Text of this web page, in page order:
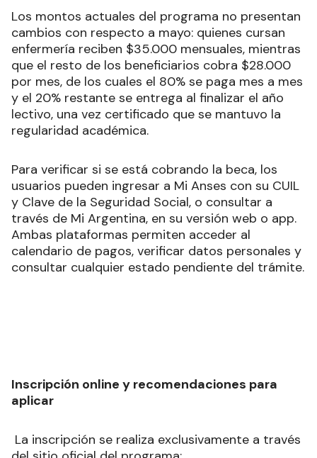
Los montos actuales del programa no presentan
cambios con respecto a mayo: quienes cursan
enfermería reciben $35.000 mensuales, mientras
que el resto de los beneficiarios cobra $28.000
por mes, de los cuales el 80% se paga mes a mes
y el 20% restante se entrega al finalizar el año
lectivo, una vez certificado que se mantuvo la
regularidad académica.
Para verificar si se está cobrando la beca, los
usuarios pueden ingresar a Mi Anses con su CUIL
y Clave de la Seguridad Social, o consultar a
través de Mi Argentina, en su versión web o app.
Ambas plataformas permiten acceder al
calendario de pagos, verificar datos personales y
consultar cualquier estado pendiente del trámite.
Inscripción online y recomendaciones para
aplicar
La inscripción se realiza exclusivamente a través